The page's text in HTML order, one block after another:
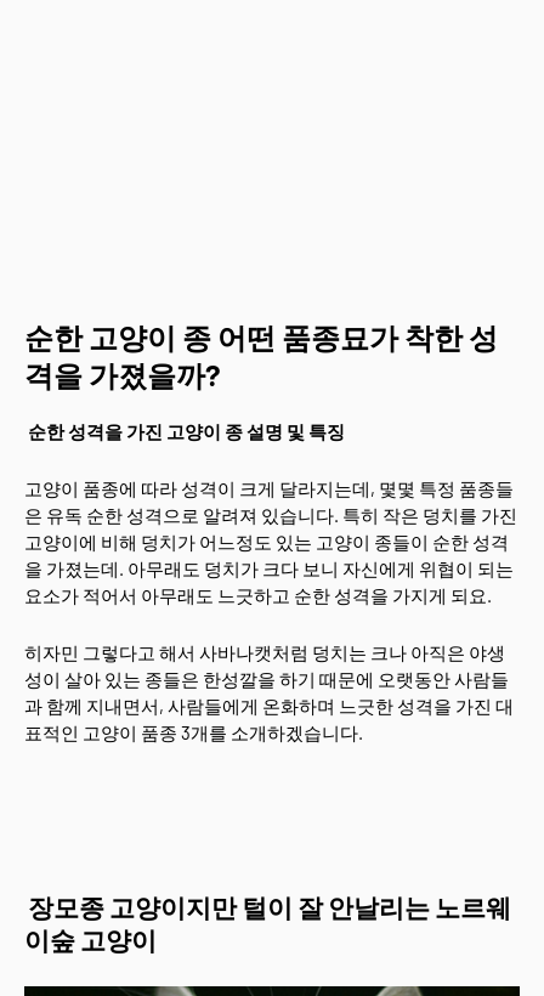
순한 고양이 종 어떤 품종묘가 착한 성
격을 가졌을까?
순한 성격을 가진 고양이 종 설명 및 특징
고양이 품종에 따라 성격이 크게 달라지는데, 몇몇 특정 품종들
은 유독 순한 성격으로 알려져 있습니다. 특히 작은 덩치를 가진
고양이에 비해 덩치가 어느정도 있는 고양이 종들이 순한 성격
을 가졌는데. 아무래도 덩치가 크다 보니 자신에게 위협이 되는
요소가 적어서 아무래도 느긋하고 순한 성격을 가지게 되요.
히자민 그렇다고 해서 사바나캣처럼 덩치는 크나 아직은 야생
성이 살아 있는 종들은 한성깔을 하기 때문에 오랫동안 사람들
과 함께 지내면서, 사람들에게 온화하며 느긋한 성격을 가진 대
표적인 고양이 품종 3개를 소개하겠습니다.
장모종 고양이지만 털이 잘 안날리는 노르웨
이숲 고양이